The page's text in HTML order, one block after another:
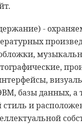
-
базы данных, а
и